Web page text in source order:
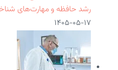
رشد حافظه و مهارت‌های
۱۴۰۵-۰۵-۱۷